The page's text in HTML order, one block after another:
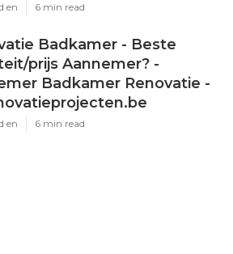
en 6 min read
Badkamer - Beste
prijs Aannemer? -
Badkamer Renovatie -
en 6 min read